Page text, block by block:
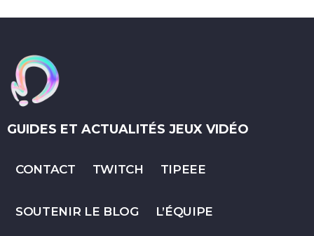
GUIDES ET ACTUALITÉS JEUX VIDÉO
CONTACT TWITCH TIPEEE
SOUTENIR LE BLOG L’ÉQUIPE